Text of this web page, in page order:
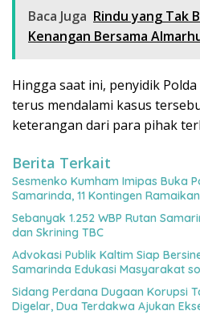
Baca Juga Rindu yang Tak
Kenangan Bersama
Hingga saat ini, penyidik
terus mendalami kasus
keterangan dari para pihak
Berita Terkait
Sesmenko Kumham Imipas Buka
Samarinda, 11 Kontingen Ramaikan
Sebanyak 1.252 WBP Rutan
dan Skrining TBC
Advokasi Publik Kaltim Siap
Samarinda Edukasi Masyarakat
Sidang Perdana Dugaan Korupsi
Digelar, Dua Terdakwa Ajukan